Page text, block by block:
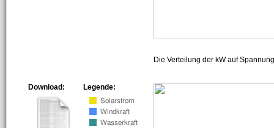
Die Verteilung der kW auf
Legende:
Download: